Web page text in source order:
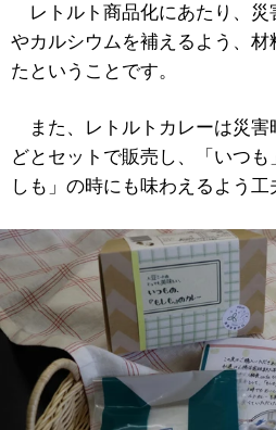
レトルト商品化にあたり、災
やカルシウムを補えるよう、
たということです。
また、レトルトカレーは災害
どとセットで販売し、「いつ
しも」の時にも味わえるよう工